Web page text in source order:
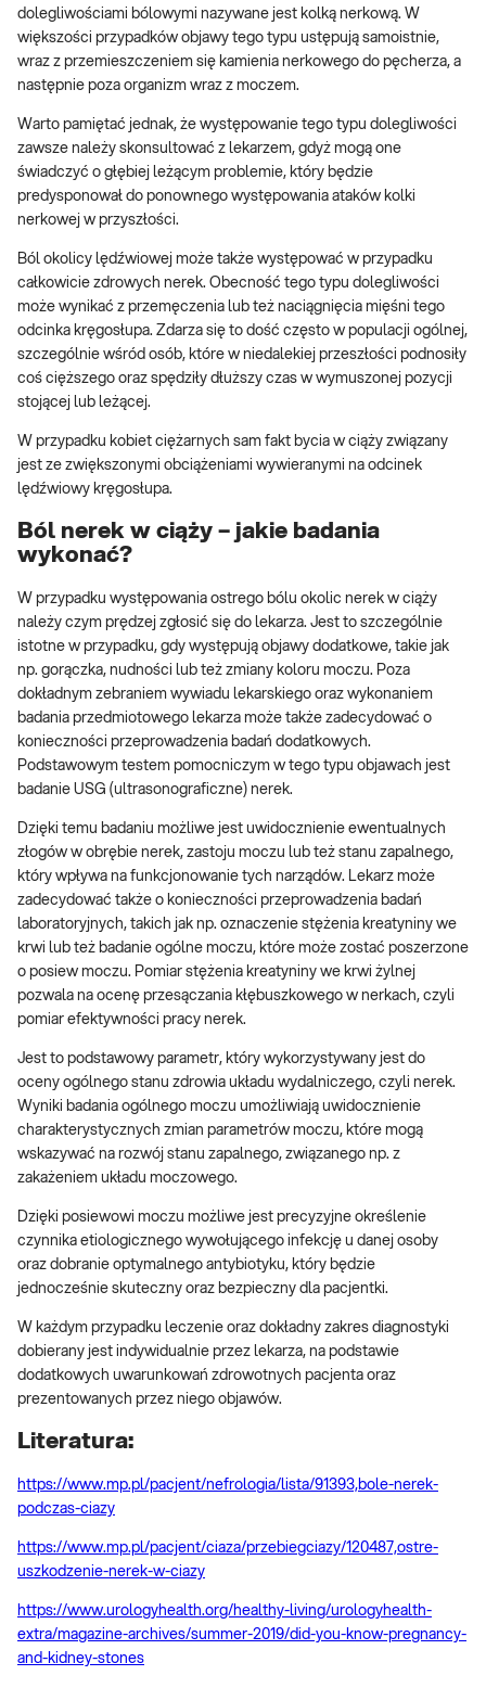
dolegliwościami bólowymi nazywane jest kolką nerkową. W
większości przypadków objawy tego typu ustępują samoistnie,
wraz z przemieszczeniem się kamienia nerkowego do pęcherza, a
następnie poza organizm wraz z moczem.
Warto pamiętać jednak, że występowanie tego typu dolegliwości
zawsze należy skonsultować z lekarzem, gdyż mogą one
świadczyć o głębiej leżącym problemie, który będzie
predysponował do ponownego występowania ataków kolki
nerkowej w przyszłości.
Ból okolicy lędźwiowej może także występować w przypadku
całkowicie zdrowych nerek. Obecność tego typu dolegliwości
może wynikać z przemęczenia lub też naciągnięcia mięśni tego
odcinka kręgosłupa. Zdarza się to dość często w populacji ogólnej,
szczególnie wśród osób, które w niedalekiej przeszłości podnosiły
coś cięższego oraz spędziły dłuższy czas w wymuszonej pozycji
stojącej lub leżącej.
W przypadku kobiet ciężarnych sam fakt bycia w ciąży związany
jest ze zwiększonymi obciążeniami wywieranymi na odcinek
lędźwiowy kręgosłupa.
Ból nerek w ciąży – jakie badania
wykonać?
W przypadku występowania ostrego bólu okolic nerek w ciąży
należy czym prędzej zgłosić się do lekarza. Jest to szczególnie
istotne w przypadku, gdy występują objawy dodatkowe, takie jak
np. gorączka, nudności lub też zmiany koloru moczu. Poza
dokładnym zebraniem wywiadu lekarskiego oraz wykonaniem
badania przedmiotowego lekarza może także zadecydować o
konieczności przeprowadzenia badań dodatkowych.
Podstawowym testem pomocniczym w tego typu objawach jest
badanie USG (ultrasonograficzne) nerek.
Dzięki temu badaniu możliwe jest uwidocznienie ewentualnych
złogów w obrębie nerek, zastoju moczu lub też stanu zapalnego,
który wpływa na funkcjonowanie tych narządów. Lekarz może
zadecydować także o konieczności przeprowadzenia badań
laboratoryjnych, takich jak np. oznaczenie stężenia kreatyniny we
krwi lub też badanie ogólne moczu, które może zostać poszerzone
o posiew moczu. Pomiar stężenia kreatyniny we krwi żylnej
pozwala na ocenę przesączania kłębuszkowego w nerkach, czyli
pomiar efektywności pracy nerek.
Jest to podstawowy parametr, który wykorzystywany jest do
oceny ogólnego stanu zdrowia układu wydalniczego, czyli nerek.
Wyniki badania ogólnego moczu umożliwiają uwidocznienie
charakterystycznych zmian parametrów moczu, które mogą
wskazywać na rozwój stanu zapalnego, związanego np. z
zakażeniem układu moczowego.
Dzięki posiewowi moczu możliwe jest precyzyjne określenie
czynnika etiologicznego wywołującego infekcję u danej osoby
oraz dobranie optymalnego antybiotyku, który będzie
jednocześnie skuteczny oraz bezpieczny dla pacjentki.
W każdym przypadku leczenie oraz dokładny zakres diagnostyki
dobierany jest indywidualnie przez lekarza, na podstawie
dodatkowych uwarunkowań zdrowotnych pacjenta oraz
prezentowanych przez niego objawów.
Literatura:
https://www.mp.pl/pacjent/nefrologia/lista/91393,bole-nerek-
podczas-ciazy
https://www.mp.pl/pacjent/ciaza/przebiegciazy/120487,ostre-
uszkodzenie-nerek-w-ciazy
https://www.urologyhealth.org/healthy-living/urologyhealth-
extra/magazine-archives/summer-2019/did-you-know-pregnancy-
and-kidney-stones